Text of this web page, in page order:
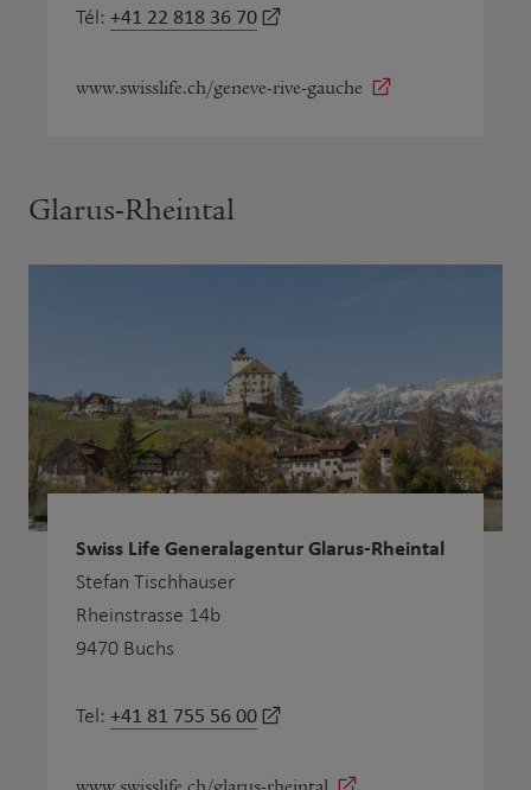
Tél: +41 22 818 36 70
www.swisslife.ch/geneve-rive-gauche
Glarus-Rheintal
Swiss Life Generalagentur Glarus-Rheintal
Stefan Tischhauser
Rheinstrasse 14b
9470 Buchs
Tel: +41 81 755 56 00
www.swisslife.ch/glarus-rheintal